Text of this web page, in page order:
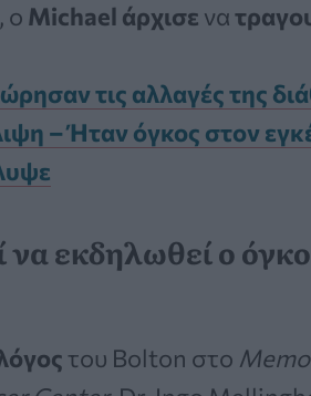
ο Michael άρχισε να
τις αλλαγές της
– Ήταν όγκος στον
εκδηλωθεί ο
του Bolton στο